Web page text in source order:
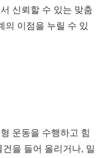
신뢰할 수 있는 맞춤
의 이점을 누릴 수 있
운동을 수행하고 힘
을 들어 올리거나, 밀